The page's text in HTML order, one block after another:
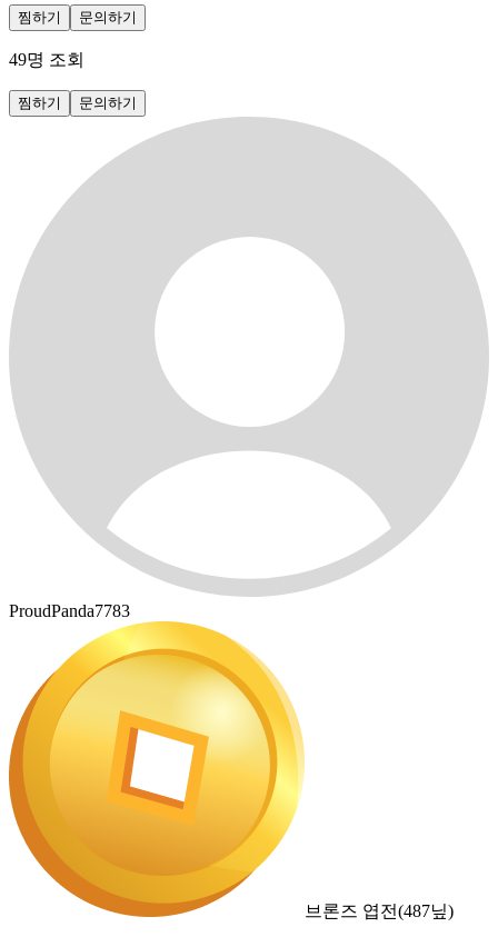
찜하기 문의하기
49명 조회
찜하기 문의하기
ProudPanda7783
브론즈 엽전(487닢)